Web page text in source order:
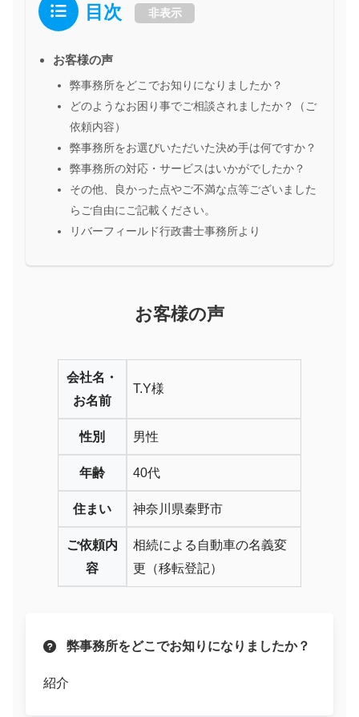
目次 非表示
お客様の声
弊事務所をどこでお知りになりましたか？
どのようなお困り事でご相談されましたか？（ご
依頼内容）
弊事務所をお選びいただいた決め手は何ですか？
弊事務所の対応・サービスはいかがでしたか？
その他、良かった点やご不満な点等ございました
らご自由にご記載ください。
リバーフィールド行政書士事務所より
お客様の声
会社名・
お名前
T.Y様
性別 男性
年齢 40代
住まい 神奈川県秦野市
ご依頼内
容
相続による自動車の名義変
更（移転登記）
弊事務所をどこでお知りになりましたか？
紹介